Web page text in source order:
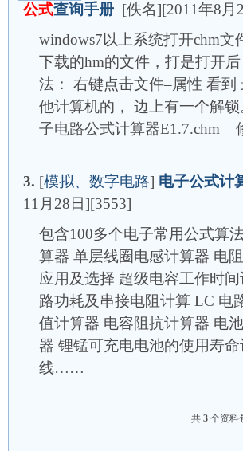
公式查询手册 [佚名][2011年8月
windows7以上系统打开chm
下载的hm的文件，打是打开
法： 右键点击文件–属性 看
他计算机的， 边上有一个解
子电路公式计算器E1.7.chm
3. [模拟、数字电路] 电子公式计
11月28日][3553]
包含100多个电子常用公式算
算器 单层线圈电感计算器 电
应用及选择 超级电容工作时
路功耗及串接电阻计算 LC 电
值计算器 电容阻抗计算器 电
器 锂锰可充电电池的使用寿
线……
共 3 个资料